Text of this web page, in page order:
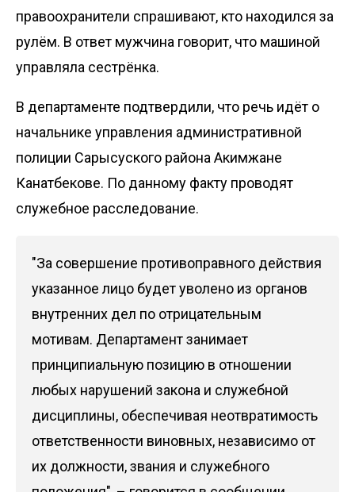
правоохранители спрашивают, кто находился за
рулём. В ответ мужчина говорит, что машиной
управляла сестрёнка.
В департаменте подтвердили, что речь идёт о
начальнике управления административной
полиции Сарысуского района Акимжане
Канатбекове. По данному факту проводят
служебное расследование.
"За совершение противоправного действия
указанное лицо будет уволено из органов
внутренних дел по отрицательным
мотивам. Департамент занимает
принципиальную позицию в отношении
любых нарушений закона и служебной
дисциплины, обеспечивая неотвратимость
ответственности виновных, независимо от
их должности, звания и служебного